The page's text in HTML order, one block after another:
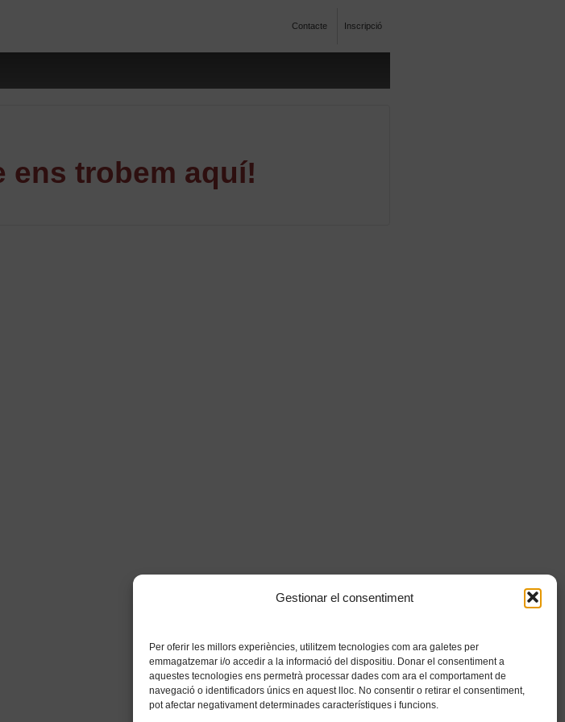
Gestionar el consentiment
Per oferir les millors experiències, utilitzem tecnologies com ara galetes per
emmagatzemar i/o accedir a la informació del dispositiu. Donar el consentiment a
aquestes tecnologies ens permetrà processar dades com ara el comportament de
navegació o identificadors únics en aquest lloc. No consentir o retirar el consentiment,
pot afectar negativament determinades característiques i funcions.
Contacte Inscripció
ens trobem aquí!